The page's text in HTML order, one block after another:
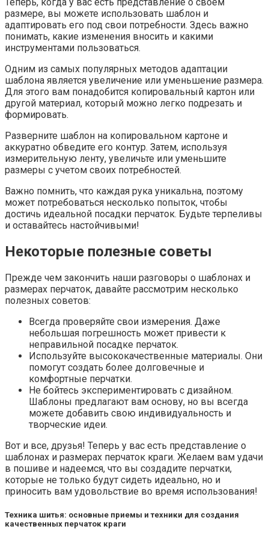
Теперь, когда у вас есть представление о своем
размере, вы можете использовать шаблон и
адаптировать его под свои потребности. Здесь важно
понимать, какие изменения вносить и какими
инструментами пользоваться.
Одним из самых популярных методов адаптации
шаблона является увеличение или уменьшение размера.
Для этого вам понадобится копировальный картон или
другой материал, который можно легко подрезать и
формировать.
Разверните шаблон на копировальном картоне и
аккуратно обведите его контур. Затем, используя
измерительную ленту, увеличьте или уменьшите
размеры с учетом своих потребностей.
Важно помнить, что каждая рука уникальна, поэтому
может потребоваться несколько попыток, чтобы
достичь идеальной посадки перчаток. Будьте терпеливы
и оставайтесь настойчивыми!
Некоторые полезные советы
Прежде чем закончить наши разговоры о шаблонах и
размерах перчаток, давайте рассмотрим несколько
полезных советов:
Всегда проверяйте свои измерения. Даже
небольшая погрешность может привести к
неправильной посадке перчаток.
Используйте высококачественные материалы. Они
помогут создать более долговечные и
комфортные перчатки.
Не бойтесь экспериментировать с дизайном.
Шаблоны предлагают вам основу, но вы всегда
можете добавить свою индивидуальность и
творческие идеи.
Вот и все, друзья! Теперь у вас есть представление о
шаблонах и размерах перчаток краги. Желаем вам удачи
в пошиве и надеемся, что вы создадите перчатки,
которые не только будут сидеть идеально, но и
приносить вам удовольствие во время использования!
Техника шитья: основные приемы и техники для создания
качественных перчаток краги